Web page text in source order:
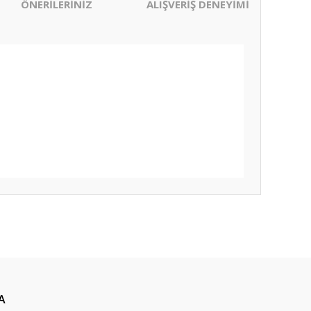
ÖNERİLERİNİZ ALIŞVERİŞ DENEYİMİ